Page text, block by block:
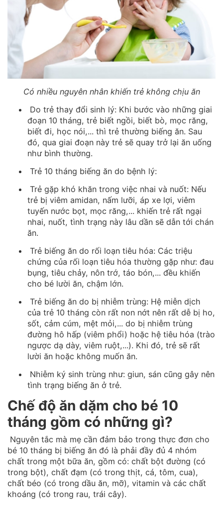
Có nhiều nguyên nhân khiến trẻ không chịu ăn
Do trẻ thay đổi sinh lý: Khi bước vào những giai
đoạn 10 tháng, trẻ biết ngồi, biết bò, mọc răng,
biết đi, học nói,... thì trẻ thường biếng ăn. Sau
đó, qua giai đoạn này trẻ sẽ quay trở lại ăn uống
như bình thường.
Trẻ 10 tháng biếng ăn do bệnh lý:
Trẻ gặp khó khăn trong việc nhai và nuốt: Nếu
trẻ bị viêm amidan, nấm lưỡi, áp xe lợi, viêm
tuyến nước bọt, mọc răng,... khiến trẻ rất ngại
nhai, nuốt, tình trạng này lâu dần sẽ dẫn tới chán
ăn.
Trẻ biếng ăn do rối loạn tiêu hóa: Các triệu
chứng của rối loạn tiêu hóa thường gặp như: đau
bụng, tiêu chảy, nôn trớ, táo bón,... đều khiến
cho bé lười ăn, chậm lớn.
Trẻ biếng ăn do bị nhiễm trùng: Hệ miễn dịch
của trẻ 10 tháng còn rất non nớt nên rất dễ bị ho,
sốt, cảm cúm, mệt mỏi,... do bị nhiễm trùng
đường hô hấp (viêm phổi) hoặc hệ tiêu hóa (trào
ngược dạ dày, viêm ruột,...). Khi đó, trẻ sẽ rất
lười ăn hoặc không muốn ăn.
Nhiễm ký sinh trùng như: giun, sán cũng gây nên
tình trạng biếng ăn ở trẻ.
Chế độ ăn dặm cho bé 10
tháng gồm có những gì?
Nguyên tắc mà mẹ cần đảm bảo trong thực đơn cho
bé 10 tháng bị biếng ăn đó là phải đầy đủ 4 nhóm
chất trong một bữa ăn, gồm có: chất bột đường (có
trong bột), chất đạm (có trong thịt, cá, tôm, cua),
chất béo (có trong dầu ăn, mỡ), vitamin và các chất
khoáng (có trong rau, trái cây).